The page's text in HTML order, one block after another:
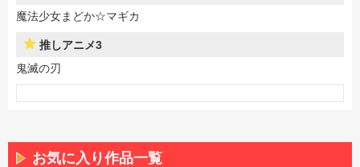
魔法少女まどか☆マギカ
推しアニメ3
鬼滅の刃
お気に入り作品一覧